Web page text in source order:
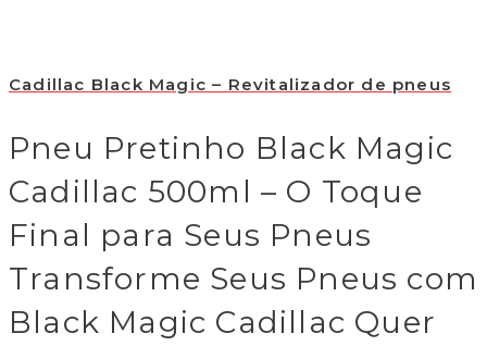
Cadillac Black Magic – Revitalizador de pneus
Pneu Pretinho Black Magic
Cadillac 500ml – O Toque
Final para Seus Pneus
Transforme Seus Pneus com
Black Magic Cadillac Quer